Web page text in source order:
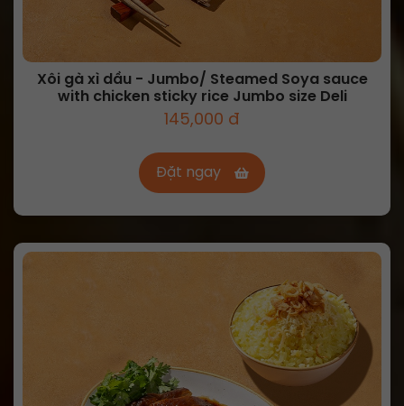
Xôi gà xì dầu - Jumbo/ Steamed Soya sauce
with chicken sticky rice Jumbo size Deli
145,000 đ
Đặt ngay